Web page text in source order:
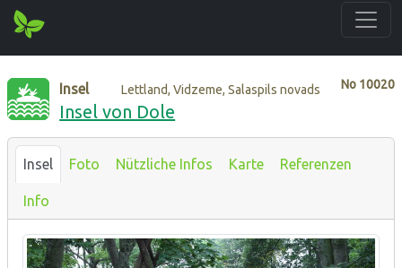
No 10020
Insel Lettland, Vidzeme, Salaspils novads
Insel von Dole
Insel Foto Nützliche Infos Karte Referenzen
Info